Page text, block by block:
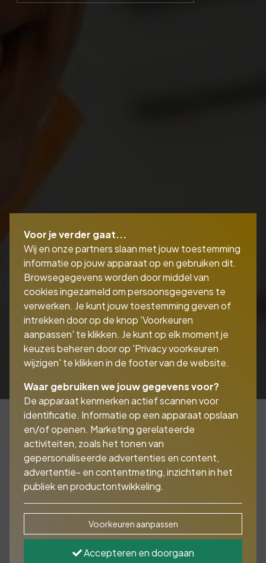
Verzeker alleen de echte
risico’s
Met een tandartsverzekering zijn ook uw
tanden goed verzekerd. U kunt kiezen uit
3 tandartsverzekeringen. Zo zit er altijd wel 1
bij die bij u past. Goed om te weten: een
Voor je verder gaat...
Wij en onze partners slaan met jouw toestemming
informatie op jouw apparaat op en gebruiken dit.
Browsegegevens worden door middel van
cookies ingezameld om persoonsgegevens te
verwerken. Je kunt jouw toestemming geven of
intrekken door op de knop 'Voorkeuren
aanpassen' te klikken. Je kunt op elk moment je
keuzes beheren door op 'Privacy voorkeuren
wijzigen' te klikken in de footer van de website.
Waar gebruiken we jouw gegevens voor?
De apparaat kenmerken actief scannen voor
identificatie. Informatie op een apparaat opslaan
en/of openen. Marketing gerelateerde
activiteiten, zoals het tonen van
gepersonaliseerde advertenties en content,
advertentie- en contentmeting, inzichten in het
publiek en productontwikkeling.
Voorkeuren aanpassen
Accepteren en doorgaan